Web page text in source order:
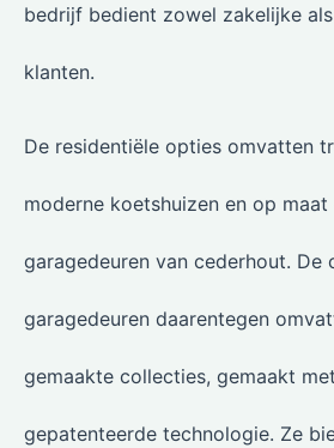
bedrijf bedient zowel zakelijke
klanten.
De residentiële opties omvatten
moderne koetshuizen en op
garagedeuren van cederhout. De
garagedeuren daarentegen
gemaakte collecties, gemaakt
gepatenteerde technologie. Ze